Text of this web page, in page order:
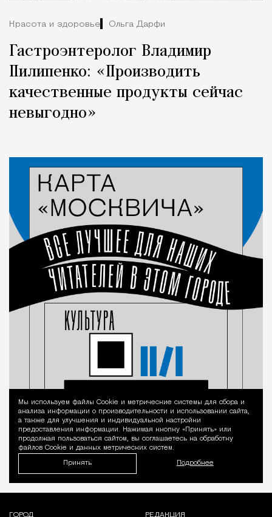
Красота и здоровье Ольга Дарфи
Гастроэнтеролог Владимир
Пилипенко: «Производить
качественные продукты сейчас
невыгодно»
Уведомление
Мы используем файлы Сookie и метрические системы для сбора и
анализа информации о производительности и использовании сайта,
а также для улучшения и индивидуальной настройки
предоставления информации. Нажимая кнопку «Принять» или
продолжая пользоваться сайтом, вы соглашаетесь на обработку
файлов Cookie и данных метрических систем.
Принять Подробнее
ГОРОД РЕДАКЦИЯ